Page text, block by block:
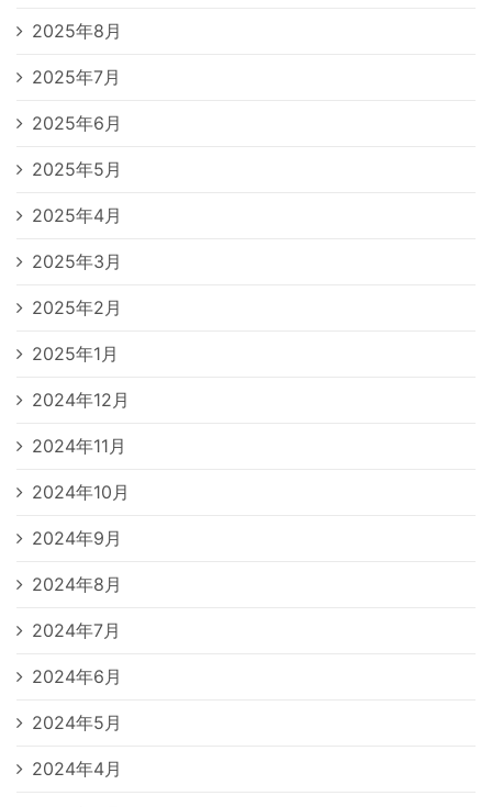
2025年8月
2025年7月
2025年6月
2025年5月
2025年4月
2025年3月
2025年2月
2025年1月
2024年12月
2024年11月
2024年10月
2024年9月
2024年8月
2024年7月
2024年6月
2024年5月
2024年4月